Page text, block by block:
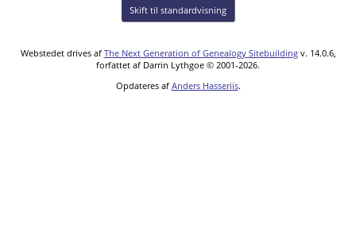
Skift til standardvisning
Webstedet drives af The Next Generation of Genealogy Sitebuildingv. 14.0.6,
forfattet af Darrin Lythgoe © 2001-2026.
Opdateres af Anders Hasseriis.